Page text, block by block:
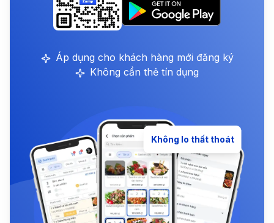
Áp dụng cho khách hàng mới đăng ký
Không cần thẻ tín dụng
Không lo thất thoát